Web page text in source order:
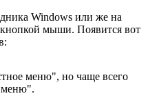
Windows или же на
мыши. Появится вот
меню", но чаще всего